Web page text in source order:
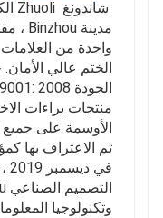
واحدة من
الختم عالي
منتجات براءات
تم الاعتراف بها